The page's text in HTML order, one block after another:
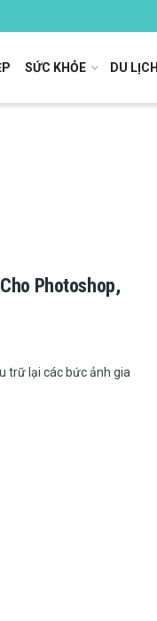
SỨC KHỎE DU LỊCH
Photoshop,
trữ lại các bức ảnh gia